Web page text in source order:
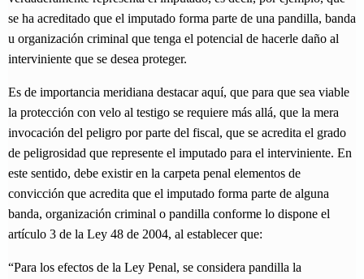
se ha acreditado que el imputado forma parte de una pandilla, banda
u organización criminal que tenga el potencial de hacerle daño al
interviniente que se desea proteger.
Es de importancia meridiana destacar aquí, que para que sea viable
la protección con velo al testigo se requiere más allá, que la mera
invocación del peligro por parte del fiscal, que se acredita el grado
de peligrosidad que represente el imputado para el interviniente. En
este sentido, debe existir en la carpeta penal elementos de
convicción que acredita que el imputado forma parte de alguna
banda, organización criminal o pandilla conforme lo dispone el
artículo 3 de la Ley 48 de 2004, al establecer que:
“Para los efectos de la Ley Penal, se considera pandilla la